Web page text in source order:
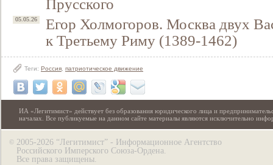
Прусского
05.05.26
Егор Холмогоров. Москва двух
к Третьему Риму (1389-1462)
Теги: Россия патриотическое движение
ИА «Легитимист» действует без образования юридического лица и
началах. Все публикуемые на данном сайте материалы являются исключительно
© 2005-2026 “Легитимист” - Информационное Агентство
Российского Имперского Союза-Ордена.
Все права защищены.